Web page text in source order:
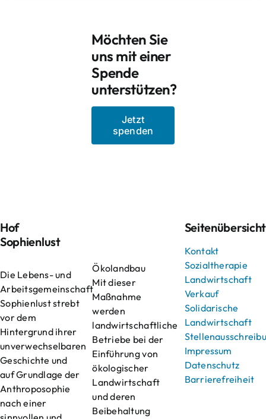
Möchten Sie
uns mit einer
Spende
unterstützen?
Jetzt
spenden
Hof
Sophienlust
Die Lebens- und
Arbeitsgemeinschaft
Sophienlust strebt
vor dem
Hintergrund ihrer
unverwechselbaren
Geschichte und
auf Grundlage der
Anthroposophie
nach einer
Ökolandbau
Mit dieser
Maßnahme
werden
landwirtschaftliche
Betriebe bei der
Einführung von
ökologischer
Landwirtschaft
und deren
Beibehaltung
Seitenübersicht
Kontakt
Sozialtherapie
Landwirtschaft
Verkauf
Solidarische
Landwirtschaft
Impressum
Datenschutz
Barrierefreiheit